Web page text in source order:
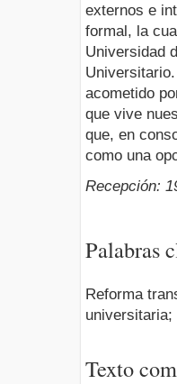
externos e
formal, la
Universidad
acometido
que vive
que, en
como una
Recepción:
Palabras
Reforma
Texto